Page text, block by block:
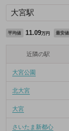
平均値 11.09万円 最安値
近隣の駅
大宮公園
北大宮
大宮
さいたま新都心